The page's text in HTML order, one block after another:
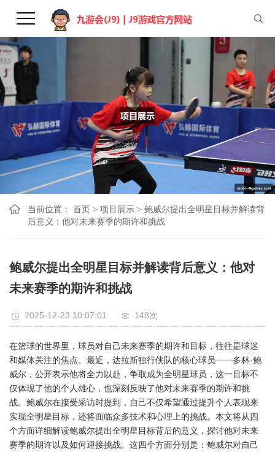
当前位置： 首页 > 项目展示 > 鲍威尔提出全明星目标并解读背
后意义：他对未来赛季的期许和挑战
鲍威尔提出全明星目标并解读背后意义：他对
未来赛季的期许和挑战
2025-12-23 10:07:01 148次
在篮球的世界里，球员对自己未来赛季的期许和目标，往往是球迷
和媒体关注的焦点。最近，达拉斯独行侠队的核心球员——多林·鲍
威尔，公开表示他将全力以赴，争取成为全明星球员，这一目标不
仅体现了他的个人雄心，也深刻反映了他对未来赛季的期许和挑
战。鲍威尔在接受采访时提到，自己不仅希望通过提升个人表现来
实现全明星目标，还将面临众多技术和心理上的挑战。本文将从四
个方面详细解读鲍威尔提出全明星目标背后的意义，探讨他对未来
赛季的期许以及如何迎接挑战。这四个方面分别是：鲍威尔对自己